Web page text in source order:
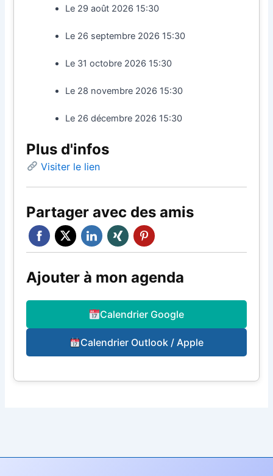
Le 29 août 2026 15:30
Le 26 septembre 2026 15:30
Le 31 octobre 2026 15:30
Le 28 novembre 2026 15:30
Le 26 décembre 2026 15:30
Plus d'infos
Visiter le lien
Partager avec des amis
Ajouter à mon agenda
Calendrier Google
Calendrier Outlook / Apple